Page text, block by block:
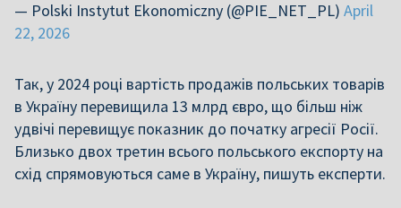
— Polski Instytut Ekonomiczny (@PIE_NET_PL) April
22, 2026
Так, у 2024 році вартість продажів польських товарів
в Україну перевищила 13 млрд євро, що більш ніж
удвічі перевищує показник до початку агресії Росії.
Близько двох третин всього польського експорту на
схід спрямовуються саме в Україну, пишуть експерти.